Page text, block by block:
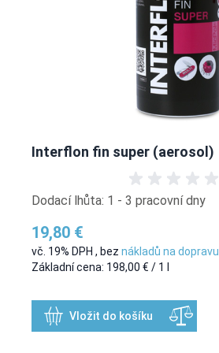
Interflon fin super (aerosol)
Dodací lhůta: 1 - 3 pracovní dny
19,80 €
vč. 19% DPH , bez nákladů na dopravu
Základní cena: 198,00 € / 1 l
Vložit do košíku